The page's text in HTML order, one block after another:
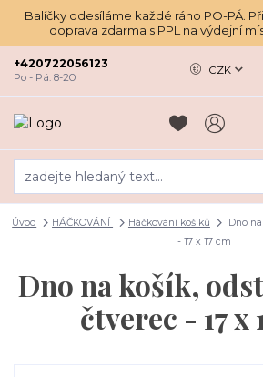
Balíčky odesíláme každé ráno PO-PÁ.
doprava zdarma s PPL na výdejní
CZK
+420722056123
Po - Pá: 8-20
Úvod HÁČKOVÁNÍ Háčkování košíků
Dno
- 17 x 17 cm
Dno na košík,
čtverec - 17 x